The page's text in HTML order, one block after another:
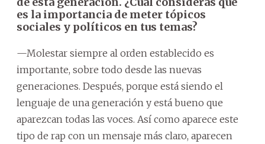
es la importancia de meter tópicos
sociales y políticos en tus temas?
—Molestar siempre al orden establecido es
importante, sobre todo desde las nuevas
generaciones. Después, porque está siendo el
lenguaje de una generación y está bueno que
aparezcan todas las voces. Así como aparece este
tipo de rap con un mensaje más claro, aparecen